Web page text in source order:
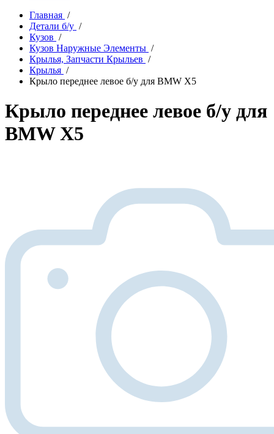
Главная /
Детали б/у /
Кузов /
Кузов Наружные Элементы /
Крылья, Запчасти Крыльев /
Крылья /
Крыло переднее левое б/у для BMW X5
Крыло переднее левое б/у для
BMW X5